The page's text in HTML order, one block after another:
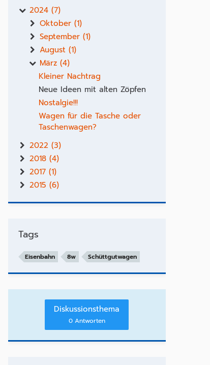
2024 (7)
Oktober (1)
September (1)
August (1)
März (4)
Kleiner Nachtrag
Neue Ideen mit alten Zöpfen
Nostalgie!!!
Wagen für die Tasche oder
Taschenwagen?
2022 (3)
2018 (4)
2017 (1)
2015 (6)
Tags
Eisenbahn 8w Schüttgutwagen
Diskussionsthema
0 Antworten